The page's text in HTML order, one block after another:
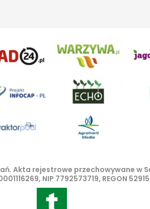
Akta rejestrowe przechowywane w
NIP 7792573719, REGON
treści są własnością AgroHorti
treści jest zabronione. (art. 25